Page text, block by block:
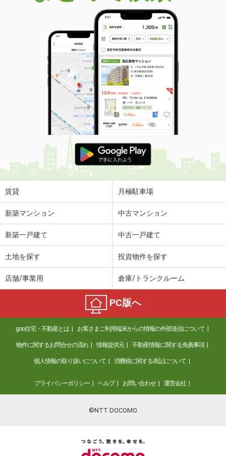
賃貸 月極駐車場
新築マンション 中古マンション
新築一戸建て 中古一戸建て
土地を探す 投資物件を探す
店舗/事業用 倉庫/トランクルーム
PC版へ
goo住宅・不動産とは お客さまご利用端末からの情報の外部送信について
物件に関するお問合せの流れ 情報提供元 不動産情報に関する免責事項
個人情報の取り扱いについて 消費税に関する表記について
プライバシーポリシー ヘルプ お問い合わせ 運営会社
©NTT DOCOMO